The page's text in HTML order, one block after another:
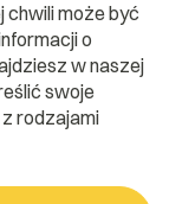
chwili może być
o
w naszej
swoje
rodzajami